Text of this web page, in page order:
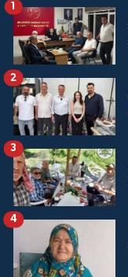
1
2
3
4